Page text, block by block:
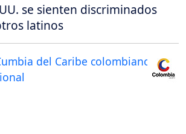
se sienten discriminados
latinos